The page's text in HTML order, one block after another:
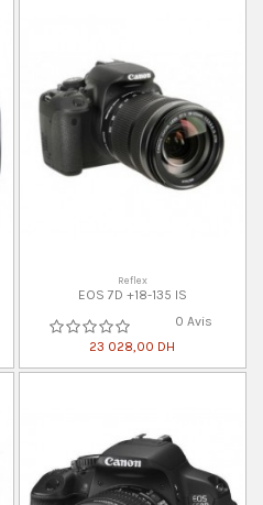
Reflex
EOS 7D +18-135 IS
0 Avis
23 028,00 DH